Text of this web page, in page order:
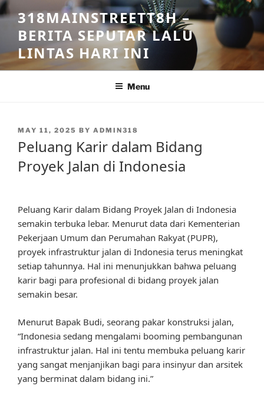
Skip
to
content
318MAINSTREETT8H –
BERITA SEPUTAR LALU
LINTAS HARI INI
Menu
POSTED
MAY 11, 2025 BY ADMIN318
Peluang Karir dalam Bidang
Proyek Jalan di Indonesia
Peluang Karir dalam Bidang Proyek Jalan di Indonesia
semakin terbuka lebar. Menurut data dari Kementerian
Pekerjaan Umum dan Perumahan Rakyat (PUPR),
proyek infrastruktur jalan di Indonesia terus meningkat
setiap tahunnya. Hal ini menunjukkan bahwa peluang
karir bagi para profesional di bidang proyek jalan
semakin besar.
Menurut Bapak Budi, seorang pakar konstruksi jalan,
“Indonesia sedang mengalami booming pembangunan
infrastruktur jalan. Hal ini tentu membuka peluang karir
yang sangat menjanjikan bagi para insinyur dan arsitek
yang berminat dalam bidang ini.”